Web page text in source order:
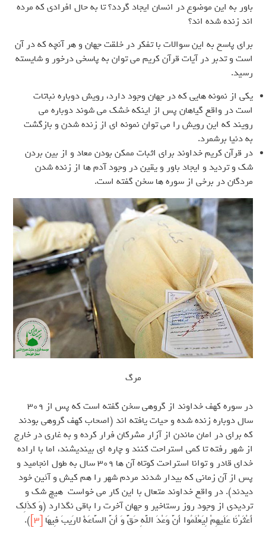
باور به این موضوع در انسان ایجاد گردد؟ تا به حال افرادی که مرده
اند زنده شده اند؟
برای پاسخ به این سوالات با تفکر در خلقت جهان و هر آنچه که در آن
است و تدبر در آیات قرآن کریم می توان به پاسخی درخور و شایسته
رسید.
یکی از نمونه هایی که در جهان وجود دارد، رویش دوباره نباتات
است در واقع گیاهان پس از اینکه خشک می شوند دوباره می
رویند که این رویش را می توان نمونه ای از زنده شدن و بازگشت
به دنیا برشمرد.
در قرآن کریم خداوند برای اثبات ممکن بودن معاد و از بین بردن
شک و تردید و ایجاد باور و یقین در وجود آدم ها از زنده شدن
مردگان در برخی از سوره ها سخن گفته است.
مرگ
در سوره کهف خداوند از گروهی سخن گفته است که پس از 309
سال دوباره زنده شده و حیات یافته اند (اصحاب کهف گروهی بودند
که برای در امان ماندن از آزار مشرکان فرار کرده و به غاری در خارج
از شهر رفته تا کمی استراحت کنند و چاره ای بیندیشند، اما با اراده
خدای قادر و توانا استراحت کوتاه آن ها 309 سال به طول انجامید و
پس از آن زمانی که بیدار شدند مردم شهر را هم کیش و آئین خود
دیدند). در واقع خداوند متعال با این کار می خواست هیچ شک و
تردیدی از وجود روز رستاخیر و جهان آخرت را باقی نگذارد (وَ کذَلِک
أَعْثَرْنَا عَلَیهِمْ لِیَعْلَمُوا أَنَّ وَعْدَ اللَّهِ حَقٌّ وَ أَنَّ السَّاعَةَ لارَیبَ فِیهَا [3]
).